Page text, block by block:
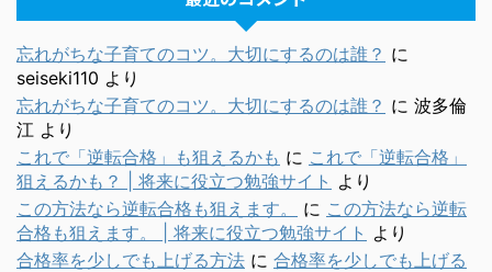
忘れがちな子育てのコツ。大切にするのは誰？ に
seiseki110 より
忘れがちな子育てのコツ。大切にするのは誰？ に 波多倫
江 より
これで「逆転合格」も狙えるかも に これで「逆転合格」
狙えるかも？ | 将来に役立つ勉強サイト より
この方法なら逆転合格も狙えます。
に この方法なら逆転
合格も狙えます。 | 将来に役立つ勉強サイト より
合格率を少しでも上げる方法 に 合格率を少しでも上げる